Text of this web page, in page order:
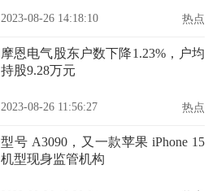
2023-08-26 14:18:10 热点
摩恩电气股东户数下降1.23%，户均
持股9.28万元
2023-08-26 11:56:27 热点
型号 A3090，又一款苹果 iPhone 15
机型现身监管机构